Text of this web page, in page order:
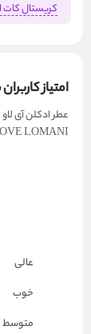
کریستال کات
امتیاز
LOMANI
عالی
خوب
متوسط